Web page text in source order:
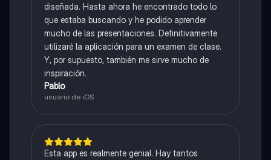
diseñada. Hasta ahora he encontrado todo lo
que estaba buscando y he podido aprender
mucho de las presentaciones. Definitivamente
utilizaré la aplicación para un examen de clase.
Y, por supuesto, también me sirve mucho de
inspiración.
Pablo
usuario de iOS
Esta app es realmente genial. Hay tantos